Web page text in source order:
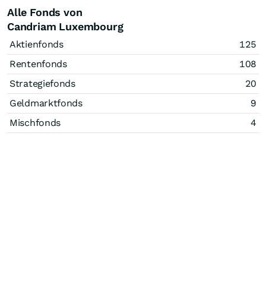
Alle Fonds von
Candriam Luxembourg
Aktienfonds
125
Rentenfonds
108
Strategiefonds
20
Geldmarktfonds
9
Mischfonds
4